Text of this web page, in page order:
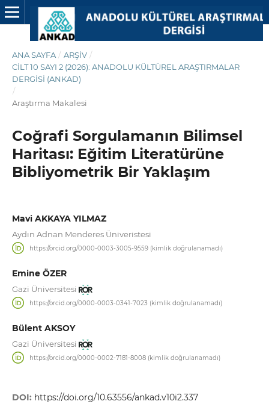
ANA SAYFA / ARŞIV /
CILT 10 SAYI 2 (2026): ANADOLU KÜLTÜREL ARAŞTIRMALAR
DERGISI (ANKAD)
/
Araştırma Makalesi
Coğrafi Sorgulamanın Bilimsel
Haritası: Eğitim Literatürüne
Bibliyometrik Bir Yaklaşım
Mavi AKKAYA YILMAZ
Aydın Adnan Menderes Üniveristesi
https://orcid.org/0000-0003-3005-9559 (kimlik doğrulanamadı)
Emine ÖZER
Gazi Üniversitesi
https://orcid.org/0000-0003-0341-7023 (kimlik doğrulanamadı)
Bülent AKSOY
Gazi Üniversitesi
https://orcid.org/0000-0002-7181-8008 (kimlik doğrulanamadı)
DOI: https://doi.org/10.63556/ankad.v10i2.337